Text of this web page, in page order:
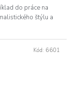
do práce na
štýlu a
Kód: 6601